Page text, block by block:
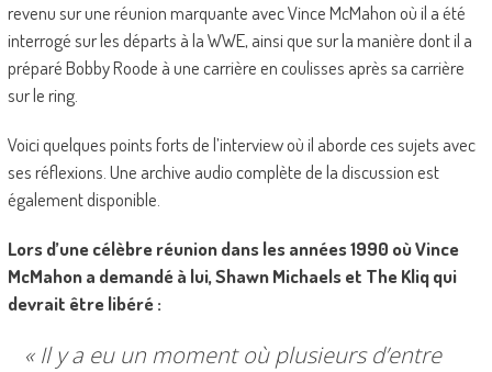
revenu sur une réunion marquante avec Vince McMahon où il a été
interrogé sur les départs à la WWE, ainsi que sur la manière dont il a
préparé Bobby Roode à une carrière en coulisses après sa carrière
sur le ring.
Voici quelques points forts de l’interview où il aborde ces sujets avec
ses réflexions. Une archive audio complète de la discussion est
également disponible.
Lors d’une célèbre réunion dans les années 1990 où Vince
McMahon a demandé à lui, Shawn Michaels et The Kliq qui
devrait être libéré :
« Il y a eu un moment où plusieurs d’entre